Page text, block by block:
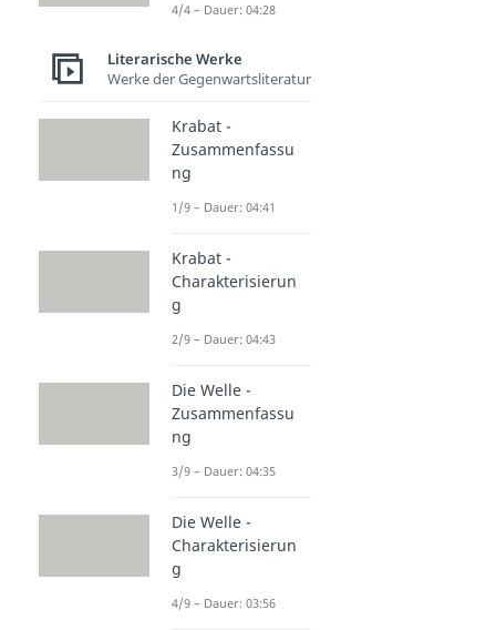
4/4 – Dauer: 04:28
Literarische Werke
Werke der Gegenwartsliteratur
Krabat -
Zusammenfassu
ng
1/9 – Dauer: 04:41
Krabat -
Charakterisierun
g
2/9 – Dauer: 04:43
Die Welle -
Zusammenfassu
ng
3/9 – Dauer: 04:35
Die Welle -
Charakterisierun
g
4/9 – Dauer: 03:56